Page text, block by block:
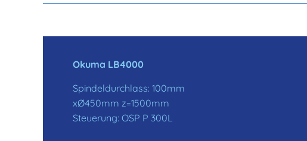
Okuma LB4000
Spindeldurchlass: 100mm
xØ450mm z=1500mm
Steuerung: OSP P 300L